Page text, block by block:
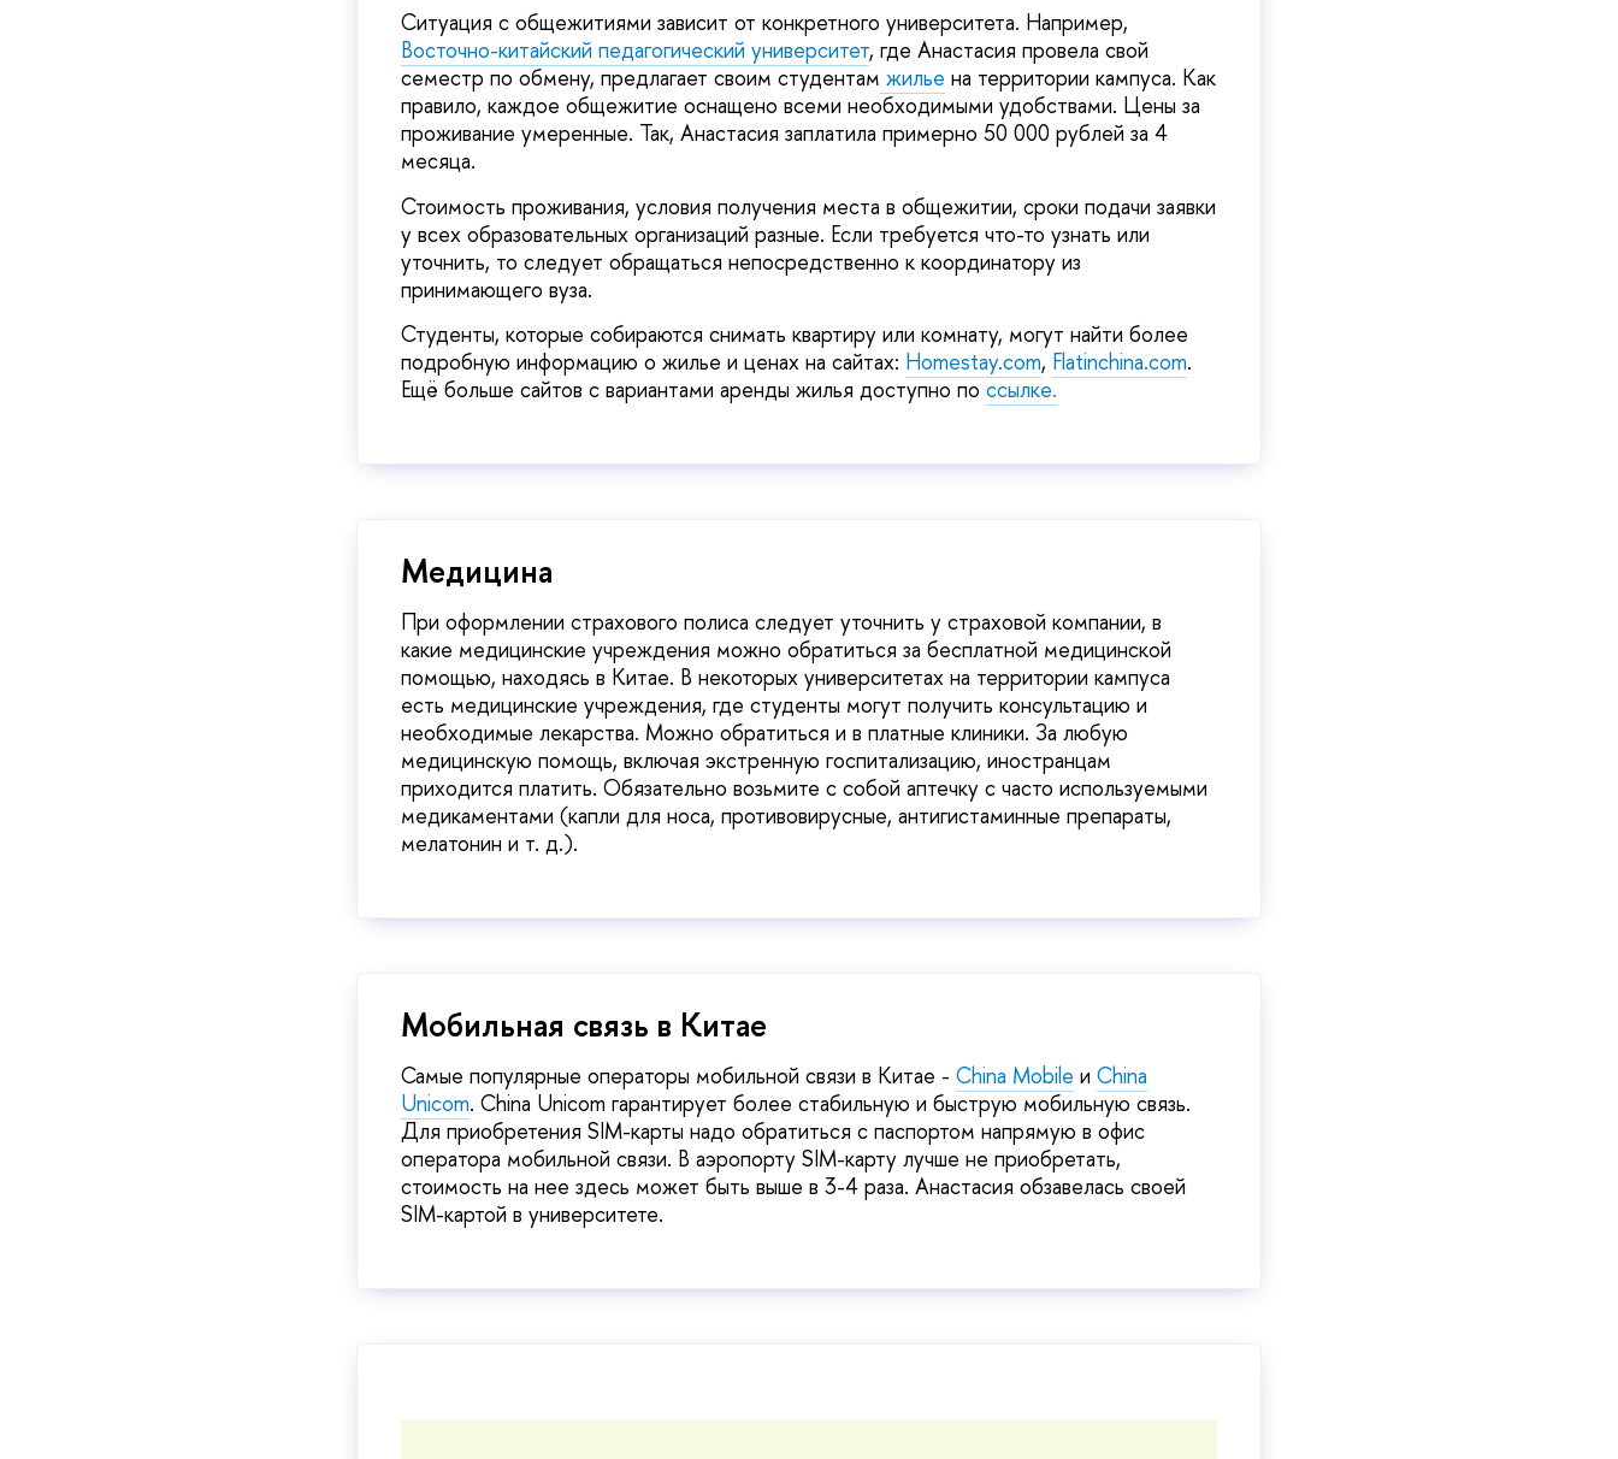
Ситуация с общежитиями зависит от конкретного университета. Например,
Восточно-китайский педагогический университет, где Анастасия провела свой
семестр по обмену, предлагает своим студентам жилье на территории кампуса. Как
правило, каждое общежитие оснащено всеми необходимыми удобствами. Цены за
проживание умеренные. Так, Анастасия заплатила примерно 50 000 рублей за 4
месяца.
Стоимость проживания, условия получения места в общежитии, сроки подачи заявки
у всех образовательных организаций разные. Если требуется что-то узнать или
уточнить, то следует обращаться непосредственно к координатору из
принимающего вуза.
Студенты, которые собираются снимать квартиру или комнату, могут найти более
подробную информацию о жилье и ценах на сайтах: Homestay.com, Flatinchina.com.
Ещё больше сайтов с вариантами аренды жилья доступно по ссылке.
Медицина
При оформлении страхового полиса следует уточнить у страховой компании, в
какие медицинские учреждения можно обратиться за бесплатной медицинской
помощью, находясь в Китае. В некоторых университетах на территории кампуса
есть медицинские учреждения, где студенты могут получить консультацию и
необходимые лекарства. Можно обратиться и в платные клиники. За любую
медицинскую помощь, включая экстренную госпитализацию, иностранцам
приходится платить. Обязательно возьмите с собой аптечку с часто используемыми
медикаментами (капли для носа, противовирусные, антигистаминные препараты,
мелатонин и т. д.).
Мобильная связь в Китае
Самые популярные операторы мобильной связи в Китае - China Mobile и China
Unicom. China Unicom гарантирует более стабильную и быструю мобильную связь.
Для приобретения SIM-карты надо обратиться с паспортом напрямую в офис
оператора мобильной связи. В аэропорту SIM-карту лучше не приобретать,
стоимость на нее здесь может быть выше в 3-4 раза. Анастасия обзавелась своей
SIM-картой в университете.